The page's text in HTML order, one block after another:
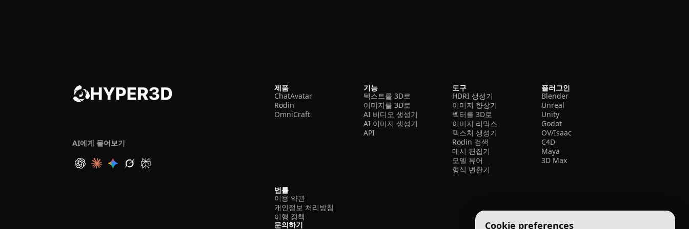
Cookie preferences
AI에게 물어보기
제품
ChatAvatar
Rodin
OmniCraft
기능
텍스트를 3D로
이미지를 3D로
AI 비디오 생성기
AI 이미지 생성기
API
도구
HDRI 생성기
이미지 향상기
벡터를 3D로
이미지 리믹스
텍스처 생성기
Rodin 검색
메시 편집기
모델 뷰어
형식 변환기
플러그인
Blender
Unreal
Unity
Godot
OV/Isaac
C4D
Maya
3D Max
법률
이용 약관
개인정보 처리방침
이행 정책
문의하기